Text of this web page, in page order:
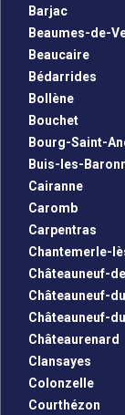
Barjac
Beaumes-de-
Beaucaire
Bédarrides
Bollène
Bouchet
Bourg-Saint-
Buis-les-
Cairanne
Caromb
Carpentras
Chantemerle-
Châteauneuf-
Châteauneuf-
Châteauneuf-
Châteaurenard
Clansayes
Colonzelle
Courthézon